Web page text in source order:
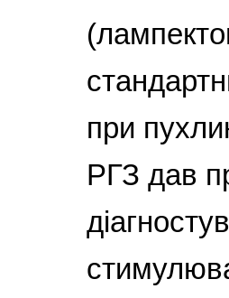
при
РГЗ дав